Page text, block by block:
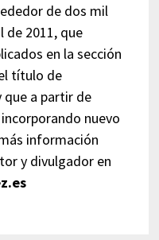
de dos mil
de 2011, que
en la sección
título de
que a partir de
nuevo
información
y divulgador en